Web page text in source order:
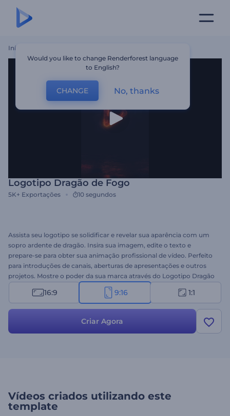
Início
Logotipo Dragão de Fogo
5K+ Exportações 10 segundos
Assista seu logotipo se solidificar e revelar sua aparência com um
sopro ardente de dragão. Insira sua imagem, edite o texto e
prepare-se para obter sua animação profissional de vídeo. Perfeito
para introduções de canais, aberturas de apresentações e outros
projetos. Mostre o poder da sua marca através do Logotipo Dragão
de Fogo. Experimente hoje!
16:9 9:16 1:1
Criar Agora
Vídeos criados utilizando este
template
Would you like to change Renderforest language
to English?
CHANGE No, thanks